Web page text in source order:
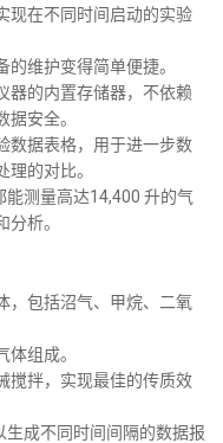
现在不同时间启动的实验
的维护变得简单便捷。
器的内置存储器，不依赖
安全。
数据表格，用于进一步数
的对比。
能测量高达14,400 升的气
析。
，包括沼气、甲烷、二氧
体组成。
搅拌，实现最佳的传质效
生成不同时间间隔的数据报